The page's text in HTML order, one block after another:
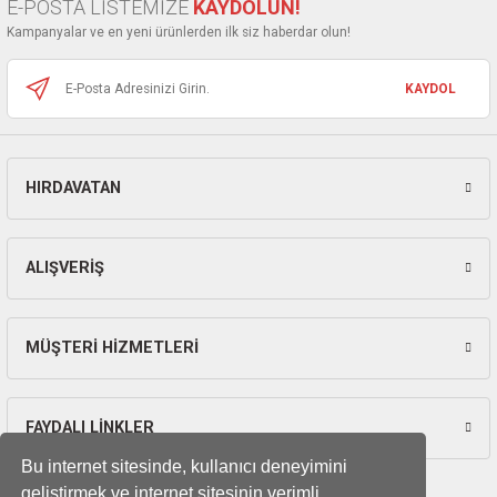
Bu internet sitesinde, kullanıcı deneyimini
geliştirmek ve internet sitesinin verimli
Ürün fiyatı diğer sitelerden daha pahalı.
Bu ürüne benzer farklı alternatifler olmalı.
E-POSTA LİSTEMİZE KAYDOLUN!
Kampanyalar ve en yeni ürünlerden ilk siz haberdar olun!
KAYDOL
HIRDAVATAN
ALIŞVERİŞ
MÜŞTERİ HİZMETLERİ
FAYDALI LİNKLER